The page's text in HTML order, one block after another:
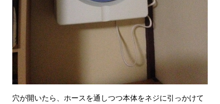
穴が開いたら、ホースを通しつつ本体をネジに引っかけて